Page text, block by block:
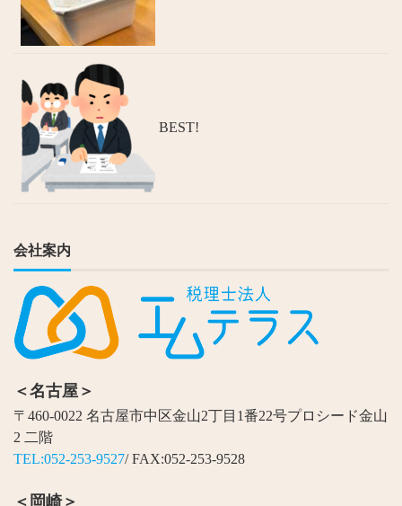
BEST!
会社案内
＜名古屋＞
〒460-0022 名古屋市中区金山2丁目1番22号プロシード金山
2 二階
TEL:052-253-9527/ FAX:052-253-9528
＜岡崎＞